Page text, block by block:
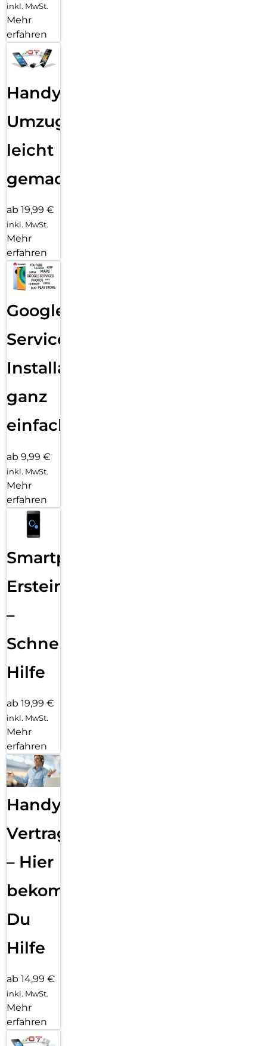
inkl. MwSt.
Mehr
erfahren
Handy
Umzug
leicht
gemacht!
ab 19,99 €
inkl. MwSt.
Mehr
erfahren
Google
Services
Installation
ganz
einfach
ab 9,99 €
inkl. MwSt.
Mehr
erfahren
Smartphone
Ersteinrichtung
–
Schnelle
Hilfe
ab 19,99 €
inkl. MwSt.
Mehr
erfahren
Handy
Vertragsabwicklung
– Hier
bekommst
Du
Hilfe
ab 14,99 €
inkl. MwSt.
Mehr
erfahren